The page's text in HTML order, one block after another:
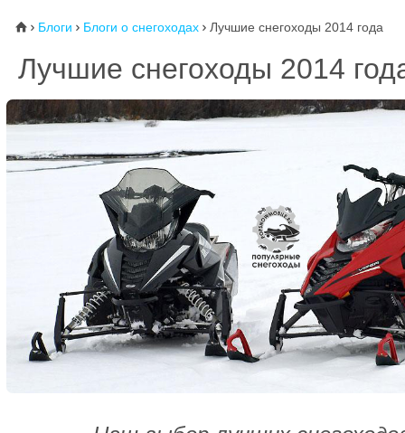
⌂  Блоги  Блоги о снегоходах  Лучшие снегоходы 2014 года
Лучшие снегоходы 2014